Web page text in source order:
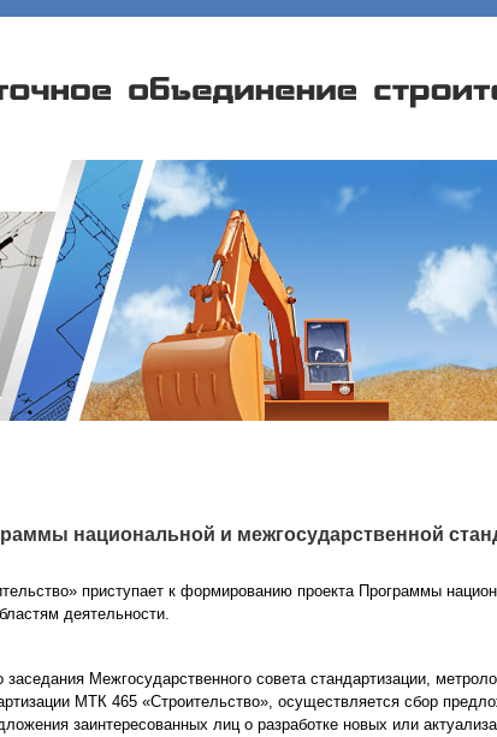
национальной и межгосударственной
приступает к формированию проекта Программы
деятельности.
Межгосударственного совета стандартизации,
МТК 465 «Строительство», осуществляется сбор
заинтересованных лиц о разработке новых или